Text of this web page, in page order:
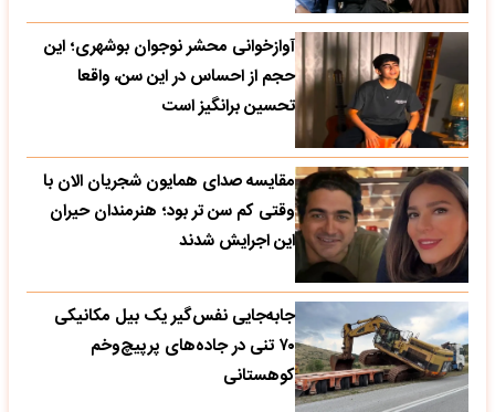
آوازخوانی محشر نوجوان بوشهری؛ این
حجم از احساس در این سن، واقعا
تحسین‌ برانگیز است
مقایسه صدای همایون شجریان الان با
وقتی کم سن تر بود؛ هنرمندان حیران
این اجرایش شدند
جابه‌جایی نفس‌گیر یک بیل مکانیکی
۷۰ تنی در جاده‌های پرپیچ‌وخم
کوهستانی